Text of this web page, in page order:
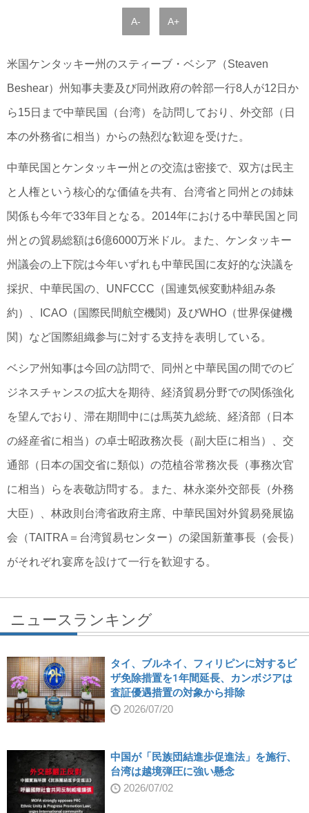
A- A+
米国ケンタッキー州のスティーブ・ベシア（Steaven
Beshear）州知事夫妻及び同州政府の幹部一行8人が12日か
ら15日まで中華民国（台湾）を訪問しており、外交部（日
本の外務省に相当）からの熱烈な歓迎を受けた。
中華民国とケンタッキー州との交流は密接で、双方は民主
と人権という核心的な価値を共有、台湾省と同州との姉妹
関係も今年で33年目となる。2014年における中華民国と同
州との貿易総額は6億6000万米ドル。また、ケンタッキー
州議会の上下院は今年いずれも中華民国に友好的な決議を
採択、中華民国の、UNFCCC（国連気候変動枠組み条
約）、ICAO（国際民間航空機関）及びWHO（世界保健機
関）など国際組織参与に対する支持を表明している。
ベシア州知事は今回の訪問で、同州と中華民国の間でのビ
ジネスチャンスの拡大を期待、経済貿易分野での関係強化
を望んでおり、滞在期間中には馬英九総統、経済部（日本
の経産省に相当）の卓士昭政務次長（副大臣に相当）、交
通部（日本の国交省に類似）の范植谷常務次長（事務次官
に相当）らを表敬訪問する。また、林永楽外交部長（外務
大臣）、林政則台湾省政府主席、中華民国対外貿易発展協
会（TAITRA＝台湾貿易センター）の梁国新董事長（会長）
がそれぞれ宴席を設けて一行を歓迎する。
ニュースランキング
タイ、ブルネイ、フィリピンに対するビ
ザ免除措置を1年間延長、カンボジアは
査証優遇措置の対象から排除
2026/07/20
中国が「民族団結進歩促進法」を施行、
台湾は越境弾圧に強い懸念
2026/07/02